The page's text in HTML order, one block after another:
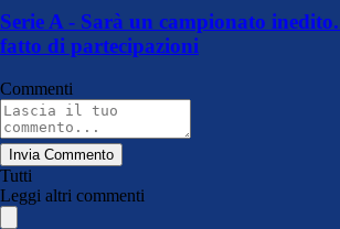
Serie A - Sarà un campionato
fatto di partecipazioni
Commenti
Invia Commento
Tutti
Leggi altri commenti